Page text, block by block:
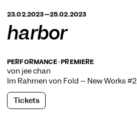
BERLIN
23.02.2023—25.02.2023
harbor
PERFORMANCE · PREMIERE
von jee chan
Im Rahmen von Fold – New Works #2
Tickets